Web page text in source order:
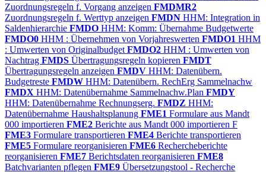
Zuordnungsregeln f. Vorgang anzeigen FMDMR2
Zuordnungsregeln f. Werttyp anzeigen FMDN HHM: Integration in
Saldenhierarchie FMDO HHM: Komm: Übernahme Budgetwerte
FMDO0 HHM : Übernehmen von Vorjahreswerten FMDO1 HHM
: Umwerten von Originalbudget FMDO2 HHM : Umwerten von
Nachtrag FMDS Übertragungsregeln kopieren FMDT
Übertragungsregeln anzeigen FMDV HHM: Datenübern.
Budgetreste FMDW HHM: Datenübern. RechErg Sammelnachw
FMDX HHM: Datenübernahme Sammelnachw.Plan FMDY
HHM: Datenübernahme Rechnungserg. FMDZ HHM:
Datenübernahme Haushaltsplanung FME1 Formulare aus Mandt
000 importieren FME2 Berichte aus Mandt 000 importieren F
FME3 Formulare transportieren FME4 Berichte transportieren
FME5 Formulare reorganisieren FME6 Rechercheberichte
reorganisieren FME7 Berichtsdaten reorganisieren FME8
Batchvarianten pflegen FME9 Übersetzungstool - Recherche